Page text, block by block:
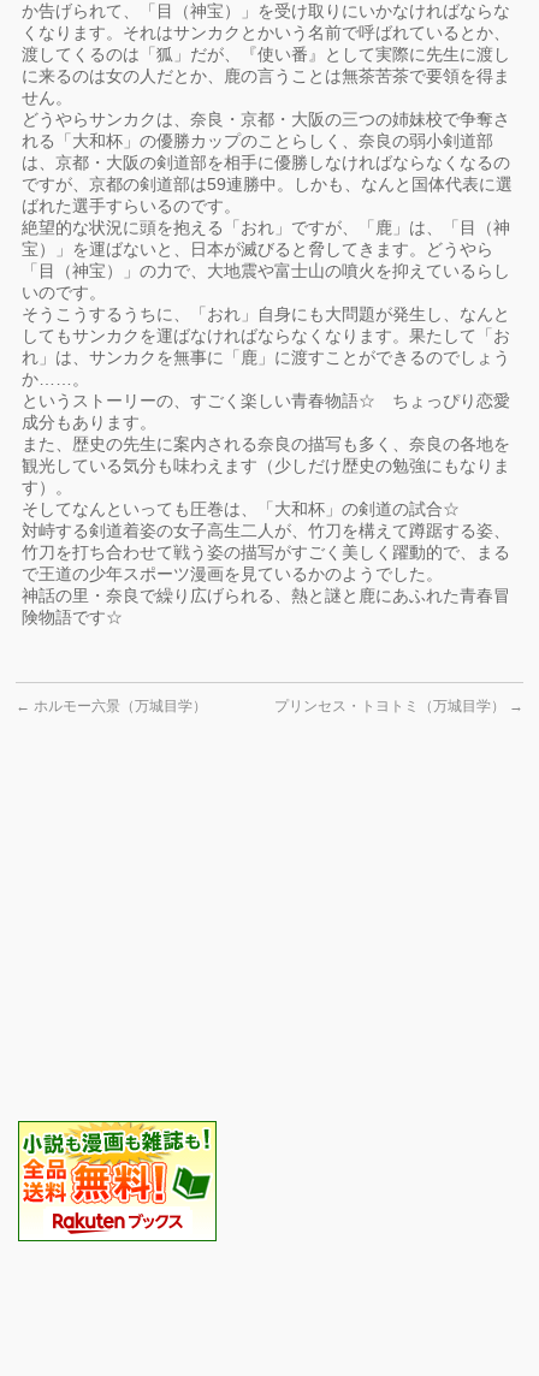
か告げられて、「目（神宝）」を受け取りにいかなければならな
くなります。それはサンカクとかいう名前で呼ばれているとか、
渡してくるのは「狐」だが、『使い番』として実際に先生に渡し
に来るのは女の人だとか、鹿の言うことは無茶苦茶で要領を得ま
せん。
どうやらサンカクは、奈良・京都・大阪の三つの姉妹校で争奪さ
れる「大和杯」の優勝カップのことらしく、奈良の弱小剣道部
は、京都・大阪の剣道部を相手に優勝しなければならなくなるの
ですが、京都の剣道部は59連勝中。しかも、なんと国体代表に選
ばれた選手すらいるのです。
絶望的な状況に頭を抱える「おれ」ですが、「鹿」は、「目（神
宝）」を運ばないと、日本が滅びると脅してきます。どうやら
「目（神宝）」の力で、大地震や富士山の噴火を抑えているらし
いのです。
そうこうするうちに、「おれ」自身にも大問題が発生し、なんと
してもサンカクを運ばなければならなくなります。果たして「お
れ」は、サンカクを無事に「鹿」に渡すことができるのでしょう
か……。
というストーリーの、すごく楽しい青春物語☆ ちょっぴり恋愛
成分もあります。
また、歴史の先生に案内される奈良の描写も多く、奈良の各地を
観光している気分も味わえます（少しだけ歴史の勉強にもなりま
す）。
そしてなんといっても圧巻は、「大和杯」の剣道の試合☆
対峙する剣道着姿の女子高生二人が、竹刀を構えて蹲踞する姿、
竹刀を打ち合わせて戦う姿の描写がすごく美しく躍動的で、まる
で王道の少年スポーツ漫画を見ているかのようでした。
神話の里・奈良で繰り広げられる、熱と謎と鹿にあふれた青春冒
険物語です☆
← ホルモー六景（万城目学） プリンセス・トヨトミ（万城目学） →